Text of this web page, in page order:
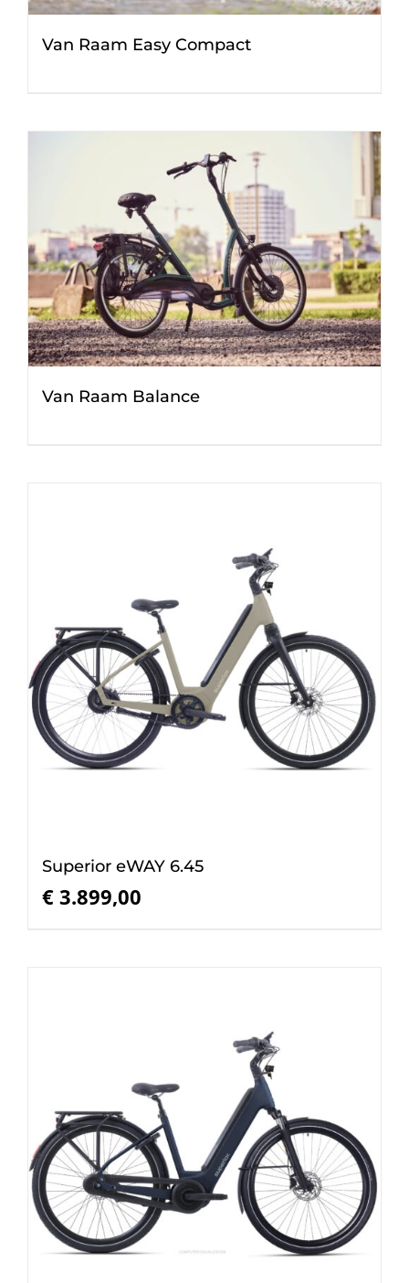
Van Raam Easy Compact
Van Raam Balance
Superior eWAY 6.45
€ 3.899,00